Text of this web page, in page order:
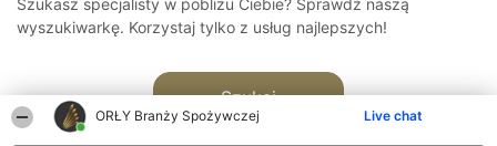
ORŁY Branży Spożywczej Live chat
Szukasz specjalisty w pobliżu Ciebie? Sprawdź naszą
wyszukiwarkę. Korzystaj tylko z usług najlepszych!
Szukaj